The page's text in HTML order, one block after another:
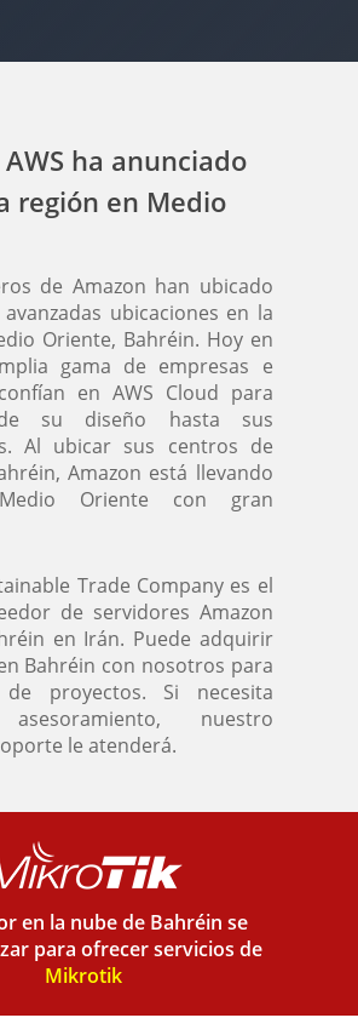
ha anunciado
región en Medio
de Amazon han ubicado
ubicaciones en la
Oriente, Bahréin. Hoy en
gama de empresas e
en AWS Cloud para
su diseño hasta sus
Al ubicar sus centros de
Amazon está llevando
Oriente con gran
Trade Company es el
de servidores Amazon
en Irán. Puede adquirir
Bahréin con nosotros para
proyectos. Si necesita
nuestro
le atenderá.
en la nube de Bahréin se
para ofrecer servicios de
Mikrotik